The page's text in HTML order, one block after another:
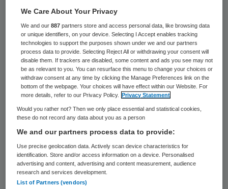
zorg is zo ver doorontwikkeld dat het zijn
doel als hulpmiddel voor cliënt en begeleider
in de gehandicaptenzorg voorbij schiet. Dat
stelt Marjolein Herps van het
kenniscentrum voor de langdurige zorg
Vilans in het tijdschrift voor de
gehandicaptenzorg Markant.
Het ondersteuningsplan is in de loop der
jaren steeds omvangrijker geworden. De
zorgkantoren, het CIZ, de inspectie en
certificatiebureaus gebruiken het
ondersteuningsplan voor hun eigen werk en
We Care About Your Privacy
We and our887 partners store and access personal data, like browsing data
or unique identifiers, on your device. Selecting I Accept enables tracking
technologies to support the purposes shown under we and our partners
process data to provide. Selecting Reject All or withdrawing your consent will
disable them. If trackers are disabled, some content and ads you see may not
be as relevant to you. You can resurface this menu to change your choices or
withdraw consent at any time by clicking the Manage Preferences link on the
bottom of the webpage. Your choices will have effect within our Website. For
more details, refer to our Privacy Policy.
Privacy Statement
Would you rather not? Then we only place essential and statistical cookies,
these do not record any data about you as a person
We and our partners process data to provide:
Use precise geolocation data. Actively scan device characteristics for
identification. Store and/or access information on a device. Personalised
advertising and content, advertising and content measurement, audience
research and services development.
List of Partners (vendors)